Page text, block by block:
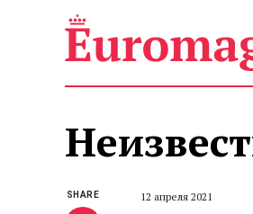
12 апреля 2021
SHARE